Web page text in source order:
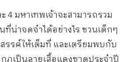
4 มหาเทพเจ้าจะสามารถรวม
น่าจดจำได้อย่างไร ชวนเด็กๆ
รรค์ให้เต็มที่ และเตรียมพบกับ